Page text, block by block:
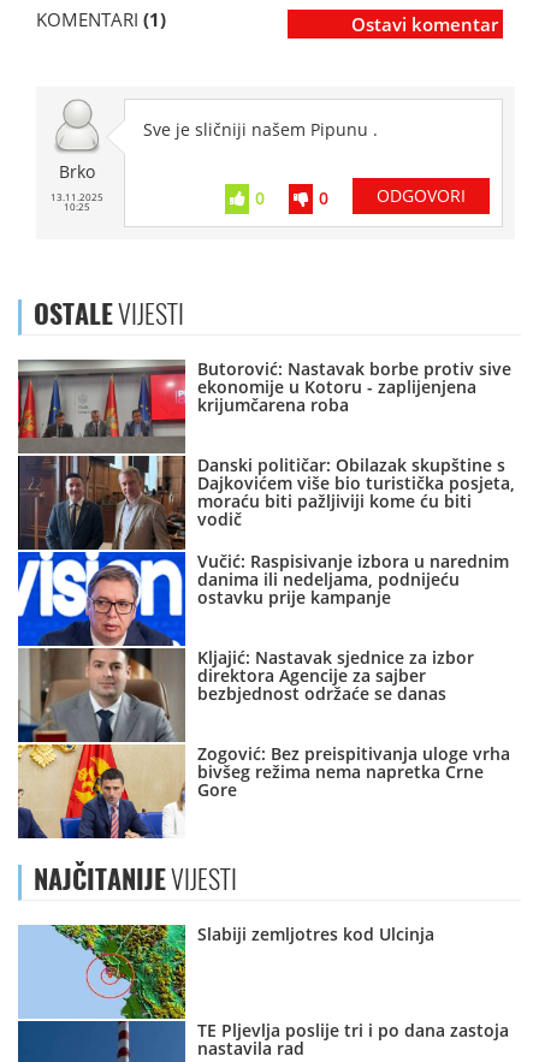
KOMENTARI (1) Ostavi komentar
Brko
13.11.2025
10:25
Sve je sličniji našem Pipunu .
0 0 ODGOVORI
OSTALEVIJESTI
Butorović: Nastavak borbe protiv sive
ekonomije u Kotoru - zaplijenjena
krijumčarena roba
Danski političar: Obilazak skupštine s
Dajkovićem više bio turistička posjeta,
moraću biti pažljiviji kome ću biti
vodič
Vučić: Raspisivanje izbora u narednim
danima ili nedeljama, podnijeću
ostavku prije kampanje
Kljajić: Nastavak sjednice za izbor
direktora Agencije za sajber
bezbjednost održaće se danas
Zogović: Bez preispitivanja uloge vrha
bivšeg režima nema napretka Crne
Gore
NAJČITANIJEVIJESTI
Slabiji zemljotres kod Ulcinja
TE Pljevlja poslije tri i po dana zastoja
nastavila rad